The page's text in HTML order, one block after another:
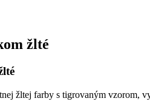
žlté
žltej farby s tigrovaným vzorom,